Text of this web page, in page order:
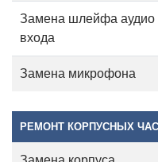
Замена шлейфа аудио
входа
Замена микрофона
РЕМОНТ КОРПУСНЫХ